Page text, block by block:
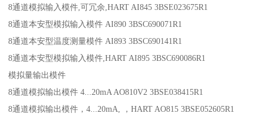
8通道模拟输入模件,可冗余,HART AI845 3BSE023675R1
8通道本安型模拟输入模件 AI890 3BSC690071R1
8通道本安型温度测量模件 AI893 3BSC690141R1
8通道本安型模拟输入模件,HART AI895 3BSC690086R1
模拟量输出模件
8通道模拟输出模件 4...20mA AO810V2 3BSE038415R1
8通道模拟输出模件，4...20mA, ，HART AO815 3BSE052605R1